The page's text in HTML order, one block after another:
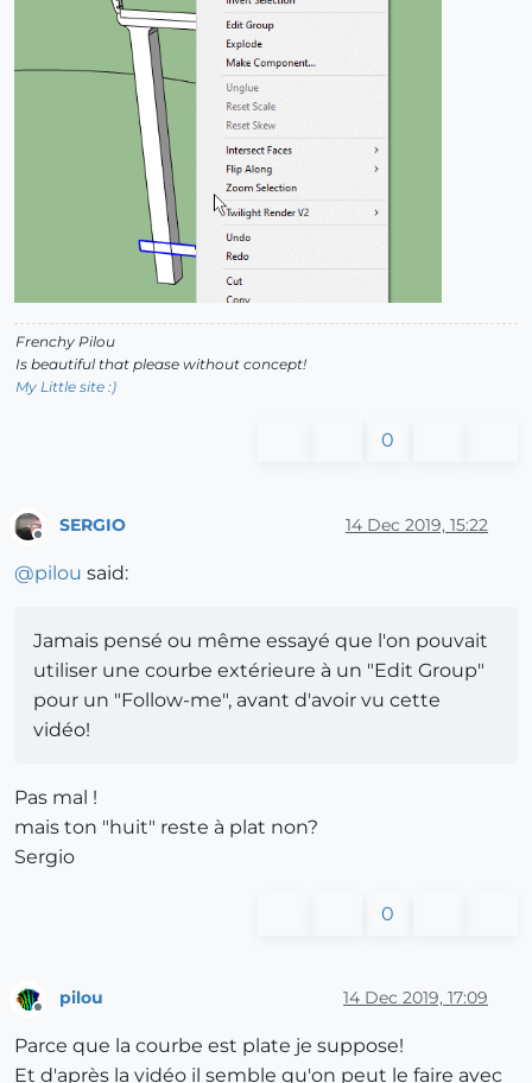
Frenchy Pilou
Is beautiful that please without concept!
My Little site :)
0
Offline
SERGIO 14 Dec 2019, 15:22
@pilou said:
Jamais pensé ou même essayé que l'on pouvait
utiliser une courbe extérieure à un "Edit Group"
pour un "Follow-me", avant d'avoir vu cette
vidéo!
Pas mal !
mais ton "huit" reste à plat non?
Sergio
0
pilou 14 Dec 2019, 17:09
Parce que la courbe est plate je suppose!
Et d'après la vidéo il semble qu'on peut le faire avec